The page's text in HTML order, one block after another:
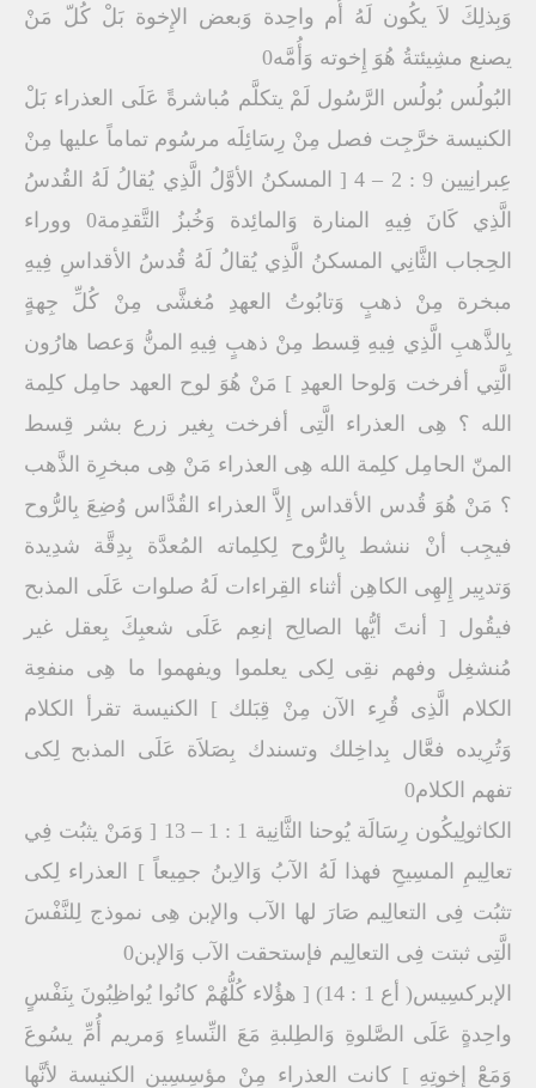
وَبِذلِكَ لاَ يكُون لَهُ أُم واحِدة وَبعض الإِخوة بَلْ كُلّ مَنْ
يصنع مشِيئتةُ هُوَ إِخوته وَأُمَّه0
البُولُس بُولُس الرَّسُول لَمْ يتكلَّم مُباشرةً عَلَى العذراء بَلْ
الكنيسة خرَّجِت فصل مِنْ رِسَائِلَه مرسُوم تماماً عليها مِنْ
عِبرانِيين 9 : 2 – 4 [ المسكنُ الأوَّلُ الَّذِي يُقالُ لَهُ القُدسُ
الَّذِي كَانَ فِيهِ المنارة وَالمائِدة وَخُبزُ التَّقدِمة0 ووراء
الحِجاب الثَّانِي المسكنُ الَّذِي يُقالُ لَهُ قُدسُ الأقداسِ فِيهِ
مبخرة مِنْ ذهبٍ وَتابُوتُ العهدِ مُغشَّى مِنْ كُلِّ جِهةٍ
بِالذَّهبِ الَّذِي فِيهِ قِسط مِنْ ذهبٍ فِيهِ المنُّ وَعصا هارُون
الَّتِي أفرخت وَلوحا العهدِ ] مَنْ هُوَ لوح العهد حامِل كلِمة
الله ؟ هِى العذراء الَّتِى أفرخت بِغير زرع بشر قِسط
المنّ الحامِل كلِمة الله هِى العذراء مَنْ هِى مبخرِة الذَّهب
؟ مَنْ هُوَ قُدس الأقداس إِلاَّ العذراء القُدَّاس وُضِعَ بِالرُّوح
فيجِب أنْ ننشط بِالرُّوح لِكلِماته المُعدَّة بِدِقَّة شدِيدة
وَتدبِير إِلهِى الكاهِن أثناء القِراءات لَهُ صلوات عَلَى المذبح
فيقُول [ أنتَ أيُّها الصالِح إنعِم عَلَى شعبِكَ بِعقل غير
مُنشغِل وفهم نقِى لِكى يعلموا ويفهموا ما هِى منفعِة
الكلام الَّذِى قُرِء الآن مِنْ قِبَلك ] الكنيسة تقرأ الكلام
وَتُرِيده فعَّال بِداخِلك وتسندك بِصَلاَة عَلَى المذبح لِكى
تفهم الكلام0
الكاثولِيكُون رِسَالَة يُوحنا الثَّانِية 1 : 1 – 13 [ وَمَنْ يثبُت فِي
تعالِيمِ المسِيحِ فهذا لَهُ الآبُ وَالاِبنُ جمِيعاً ] العذراء لِكى
تثبُت فِى التعالِيم صَارَ لها الآب والإبن هِى نموذج لِلنَّفْسَ
الَّتِى ثبتت فِى التعالِيم فإستحقت الآب وَالإبن0
الإبركسِيس( أع 1 : 14) [ هؤُلاء كُلُّهُمْ كانُوا يُواظِبُونَ بِنَفْسٍ
واحِدةٍ عَلَى الصَّلوةِ وَالطِلبةِ مَعَ النِّساءِ وَمريم أُمِّ يسُوعَ
وَمَعَْ إِخوتِهِ ] كانت العذراء مِنْ مؤسِسِين الكنيسة لأنَّها